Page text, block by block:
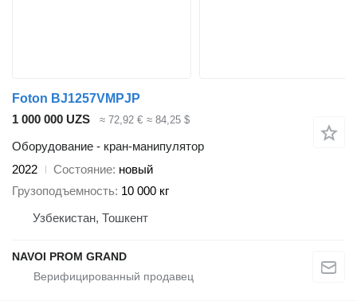
Foton BJ1257VMPJP
1 000 000 UZS
≈ 72,92 € ≈ 84,25 $
Оборудование - кран-манипулятор
2022
Состояние новый
Грузоподъемность 10 000 кг
Узбекистан, Тошкент
NAVOI PROM GRAND